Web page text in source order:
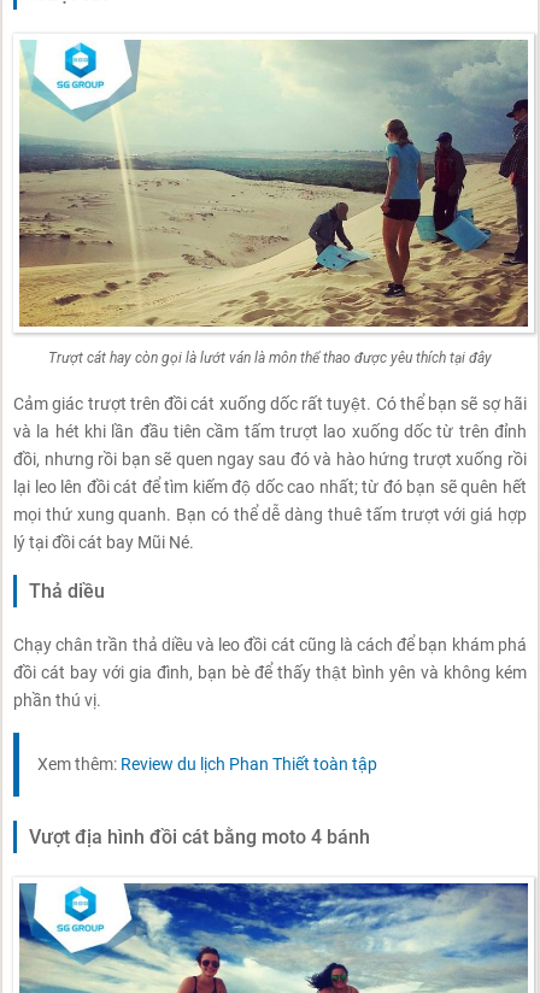
Trượt cát hay còn gọi là lướt ván là môn thể thao được yêu thích tại đây
Cảm giác trượt trên đồi cát xuống dốc rất tuyệt. Có thể bạn sẽ sợ hãi
và la hét khi lần đầu tiên cầm tấm trượt lao xuống dốc từ trên đỉnh
đồi, nhưng rồi bạn sẽ quen ngay sau đó và hào hứng trượt xuống rồi
lại leo lên đồi cát để tìm kiếm độ dốc cao nhất; từ đó bạn sẽ quên hết
mọi thứ xung quanh. Bạn có thể dễ dàng thuê tấm trượt với giá hợp
lý tại đồi cát bay Mũi Né.
Thả diều
Chạy chân trần thả diều và leo đồi cát cũng là cách để bạn khám phá
đồi cát bay với gia đình, bạn bè để thấy thật bình yên và không kém
phần thú vị.
Xem thêm: Review du lịch Phan Thiết toàn tập
Vượt địa hình đồi cát bằng moto 4 bánh